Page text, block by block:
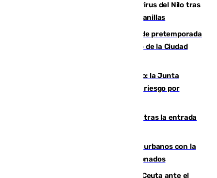
Málaga refuerza la vigilancia por el virus del Nilo tras
detectar un mosquito positivo en Campanillas
Málaga-Ceuta: cuarto compromiso de pretemporada
de los blanquiazules en busca del Trofeo de la Ciudad
Málaga, en alerta por el virus del Nilo: la Junta
decreta Campanillas como zona de alto riesgo por
El Gobierno registra 1.342 menores tras la entrada
Cádiz despide seis «puntos negros» urbanos con la
orden de retirada para quioscos abandonados
La Armada suma cuatro buques en Ceuta ante el